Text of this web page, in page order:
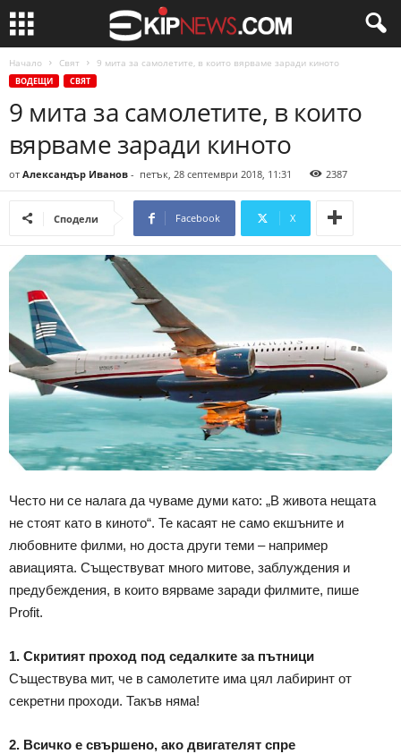
Начало Свят 9 мита за самолетите, в които вярваме заради киното
ВОДЕЩИ СВЯТ
9 мита за самолетите, в които
вярваме заради киното
от Александър Иванов - петък, 28 септември 2018, 11:31 2387
Сподели Facebook X
Често ни се налага да чуваме думи като: „В живота нещата
не стоят като в киното“. Те касаят не само екшъните и
любовните филми, но доста други теми – например
авиацията. Съществуват много митове, заблуждения и
предубеждения, в които вярваме заради филмите, пише
Profit.
1. Скритият проход под седалките за пътници
Съществува мит, че в самолетите има цял лабиринт от
секретни проходи. Такъв няма!
2. Всичко е свършено, ако двигателят спре